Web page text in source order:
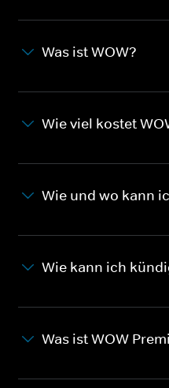
Was ist WOW?
Wie viel kostet
Wie und wo kann
Wie kann ich
Was ist WOW